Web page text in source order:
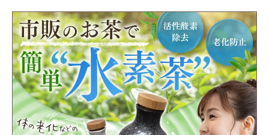
坐骨神経痛
肩こり
ストレートネック
頭痛・片頭痛
めまい
椎間板ヘルニア